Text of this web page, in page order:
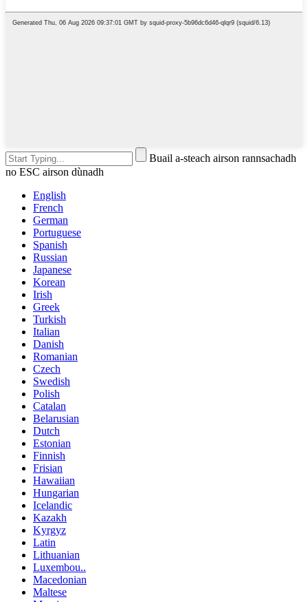
Buail a-steach airson rannsachadh
no ESC airson dùnadh
English
French
German
Portuguese
Spanish
Russian
Japanese
Korean
Irish
Greek
Turkish
Italian
Danish
Romanian
Czech
Swedish
Polish
Catalan
Belarusian
Dutch
Estonian
Finnish
Frisian
Hawaiian
Hungarian
Icelandic
Kazakh
Kyrgyz
Latin
Lithuanian
Luxembou..
Macedonian
Maltese